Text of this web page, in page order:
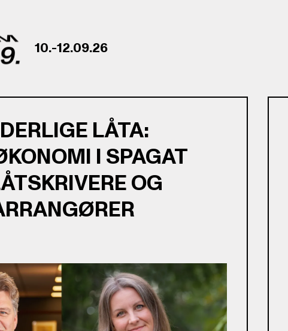
10.-12.09.26
LÅTA:
I SPAGAT
OG